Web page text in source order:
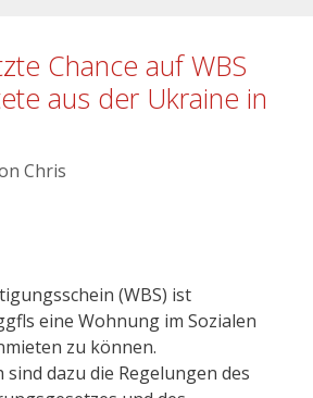
Chance auf WBS
aus der Ukraine in
Chris
(WBS) ist
eine Wohnung im Sozialen
zu können.
dazu die Regelungen des